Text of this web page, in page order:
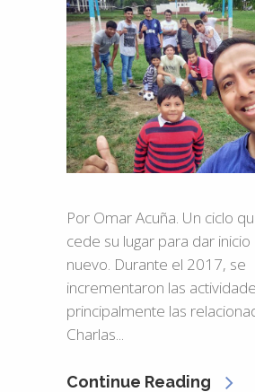
Por Omar Acuña. Un ciclo
cede su lugar para dar inicio
nuevo. Durante el 2017, se
incrementaron las
principalmente las
Charlas...
Continue Reading